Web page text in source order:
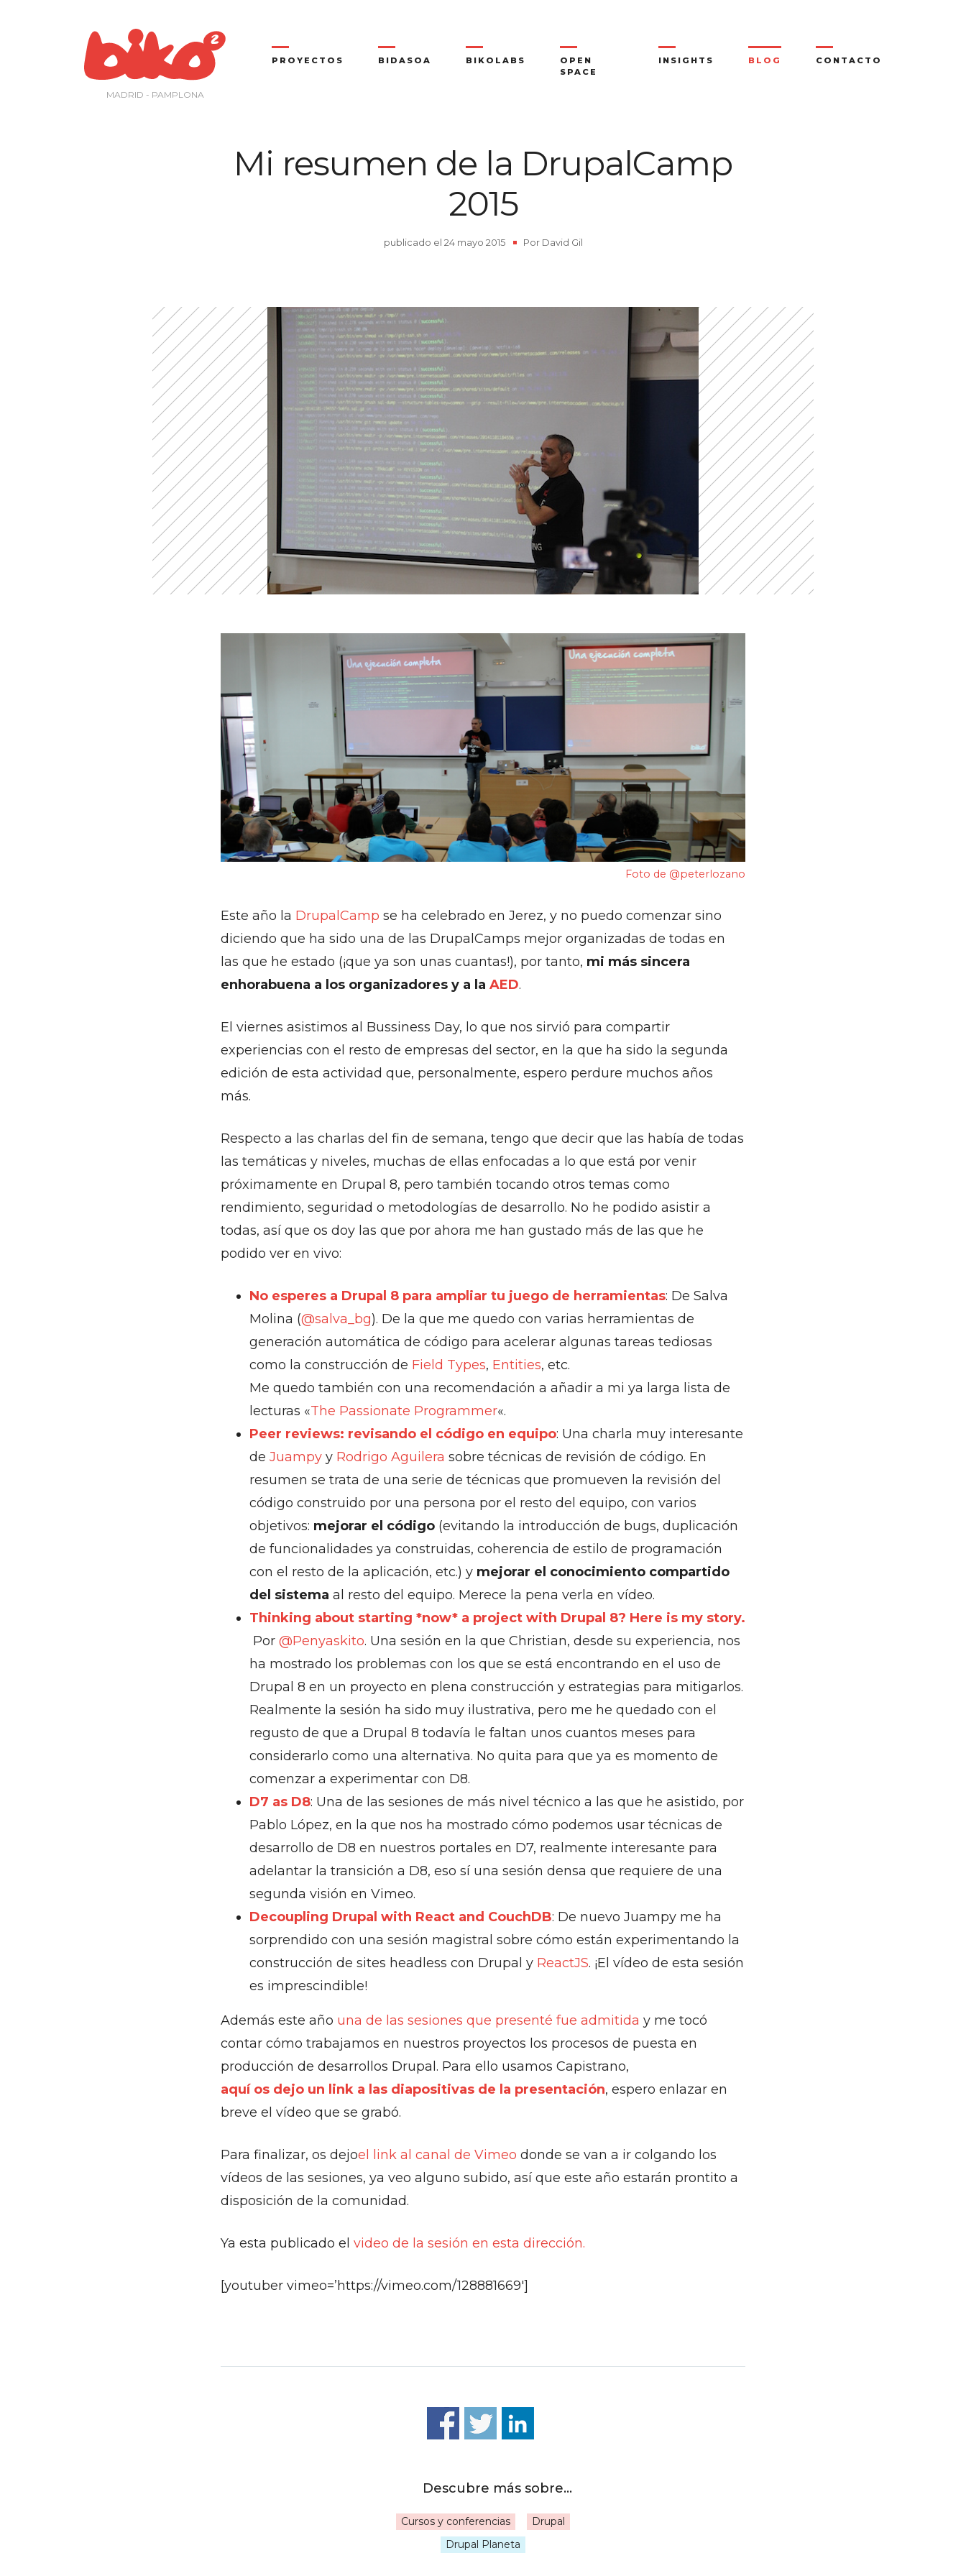
MADRID - PAMPLONA
PROYECTOS BIDASOA BIKOLABS
OPEN
SPACE
INSIGHTS BLOG CONTACTO
Mi resumen de la DrupalCamp
2015
publicado el 24 mayo 2015 | Por David Gil
Foto de @peterlozano
Este año la DrupalCamp se ha celebrado en Jerez, y no puedo comenzar sino
diciendo que ha sido una de las DrupalCamps mejor organizadas de todas en
las que he estado (¡que ya son unas cuantas!), por tanto, mi más sincera
enhorabuena a los organizadores y a la AED.
El viernes asistimos al Bussiness Day, lo que nos sirvió para compartir
experiencias con el resto de empresas del sector, en la que ha sido la segunda
edición de esta actividad que, personalmente, espero perdure muchos años
más.
Respecto a las charlas del fin de semana, tengo que decir que las había de todas
las temáticas y niveles, muchas de ellas enfocadas a lo que está por venir
próximamente en Drupal 8, pero también tocando otros temas como
rendimiento, seguridad o metodologías de desarrollo. No he podido asistir a
todas, así que os doy las que por ahora me han gustado más de las que he
podido ver en vivo:
No esperes a Drupal 8 para ampliar tu juego de herramientas: De Salva
Molina (@salva_bg). De la que me quedo con varias herramientas de
generación automática de código para acelerar algunas tareas tediosas
como la construcción de Field Types, Entities, etc.
Me quedo también con una recomendación a añadir a mi ya larga lista de
lecturas «The Passionate Programmer«.
Peer reviews: revisando el código en equipo: Una charla muy interesante
de Juampy y Rodrigo Aguilera sobre técnicas de revisión de código. En
resumen se trata de una serie de técnicas que promueven la revisión del
código construido por una persona por el resto del equipo, con varios
objetivos: mejorar el código (evitando la introducción de bugs, duplicación
de funcionalidades ya construidas, coherencia de estilo de programación
con el resto de la aplicación, etc.) y mejorar el conocimiento compartido
del sistema al resto del equipo. Merece la pena verla en vídeo.
Thinking about starting *now* a project with Drupal 8? Here is my story.
Por @Penyaskito. Una sesión en la que Christian, desde su experiencia, nos
ha mostrado los problemas con los que se está encontrando en el uso de
Drupal 8 en un proyecto en plena construcción y estrategias para mitigarlos.
Realmente la sesión ha sido muy ilustrativa, pero me he quedado con el
regusto de que a Drupal 8 todavía le faltan unos cuantos meses para
considerarlo como una alternativa. No quita para que ya es momento de
comenzar a experimentar con D8.
D7 as D8: Una de las sesiones de más nivel técnico a las que he asistido, por
Pablo López, en la que nos ha mostrado cómo podemos usar técnicas de
desarrollo de D8 en nuestros portales en D7, realmente interesante para
adelantar la transición a D8, eso sí una sesión densa que requiere de una
segunda visión en Vimeo.
Decoupling Drupal with React and CouchDB: De nuevo Juampy me ha
sorprendido con una sesión magistral sobre cómo están experimentando la
construcción de sites headless con Drupal y ReactJS. ¡El vídeo de esta sesión
es imprescindible!
Además este año una de las sesiones que presenté fue admitida y me tocó
contar cómo trabajamos en nuestros proyectos los procesos de puesta en
producción de desarrollos Drupal. Para ello usamos Capistrano,
aquí os dejo un link a las diapositivas de la presentación, espero enlazar en
breve el vídeo que se grabó.
Para finalizar, os dejoel link al canal de Vimeo donde se van a ir colgando los
vídeos de las sesiones, ya veo alguno subido, así que este año estarán prontito a
disposición de la comunidad.
Ya esta publicado el video de la sesión en esta dirección.
[youtuber vimeo=’https://vimeo.com/128881669′]
Cursos y conferencias Drupal
Drupal Planeta